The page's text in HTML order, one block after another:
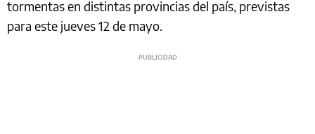
tormentas en distintas provincias del país, previstas
para este jueves 12 de mayo.